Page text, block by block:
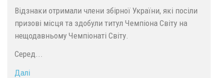
​Відзнаки отримали члени збірної України, які посіли
призові місця та здобули титул Чемпіона Світу на
нещодавньому Чемпіонаті Світу.
​Серед...
Далі